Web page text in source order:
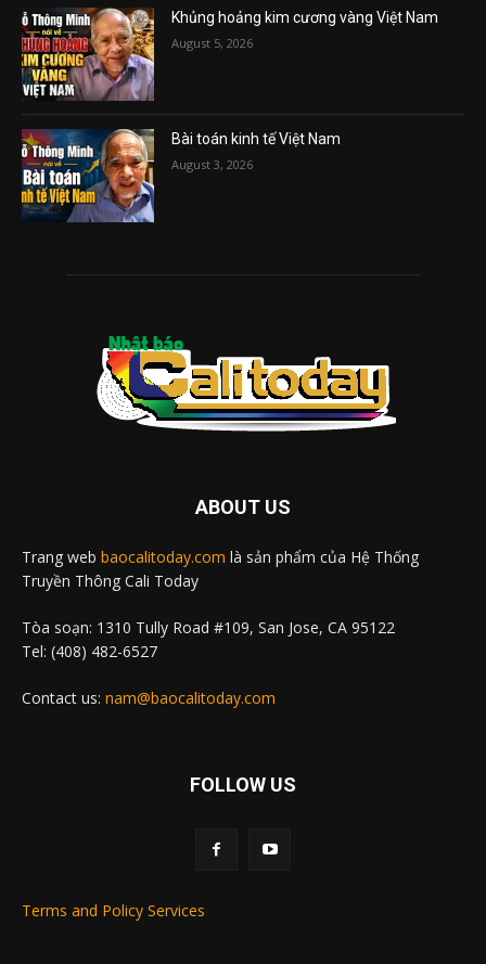
Khủng hoảng kim cương vàng Việt Nam
August 5, 2026
Bài toán kinh tế Việt Nam
August 3, 2026
ABOUT US
Trang web baocalitoday.com là sản phẩm của Hệ Thống
Truyền Thông Cali Today
Tòa soạn: 1310 Tully Road #109, San Jose, CA 95122
Tel: (408) 482-6527
Contact us: nam@baocalitoday.com
FOLLOW US
Terms and Policy Services